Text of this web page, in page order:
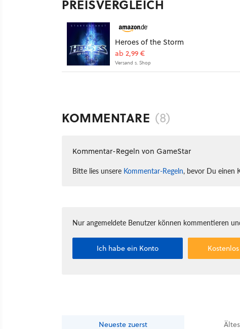
PREISVERGLEICH
Heroes of the Storm
ab 2,99 €
Versand s. Shop
KOMMENTARE (8)
Kommentar-Regeln von GameStar
Bitte lies unsere Kommentar-Regeln, bevor Du einen
Nur angemeldete Benutzer können kommentieren
Ich habe ein Konto
Neueste zuerst